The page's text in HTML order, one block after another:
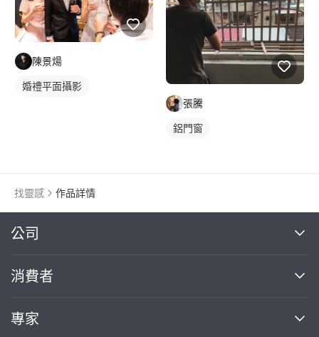
陳景煬
婚禮平面攝影
張騰
鋁門窗
找靈感 作品詳情
公司
關於我們
部落格
消費者
買服務
專家
繼續完成